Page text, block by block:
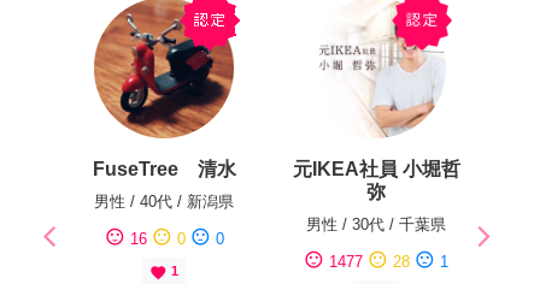
FuseTree 清水
男性 / 40代 / 新潟県
sentiment_satisfied 16 sentiment_neutral 0 sentiment_dissatisfied 0
favorite 1
元IKEA社員 小堀哲
弥
男性 / 30代 / 千葉県
sentiment_satisfied 1477 sentiment_neutral 28 sentiment_dissatisfied 1
arrow_back_iosPrevious arrow_forward_iosNext